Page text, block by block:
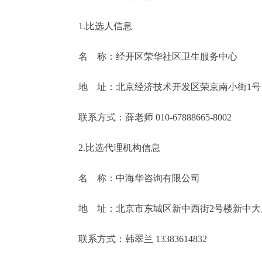
1.比选人信息
名 称：经开区荣华社区卫生服务中心
地 址：北京经济技术开发区荣京南小街1号
联系方式：薛老师 010-67888665-8002
2.比选代理机构信息
名 称：中海华咨询有限公司
地 址：北京市东城区新中西街2号楼新中大
联系方式：韩翠兰 13383614832